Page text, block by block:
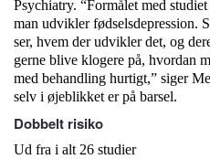
Psychiatry. “Formålet med
man udvikler fødselsdepression.
ser, hvem der udvikler det, og
gerne blive klogere på, hvordan
med behandling hurtigt,” siger
selv i øjeblikket er på barsel.
Dobbelt risiko
Ud fra i alt 26 studier